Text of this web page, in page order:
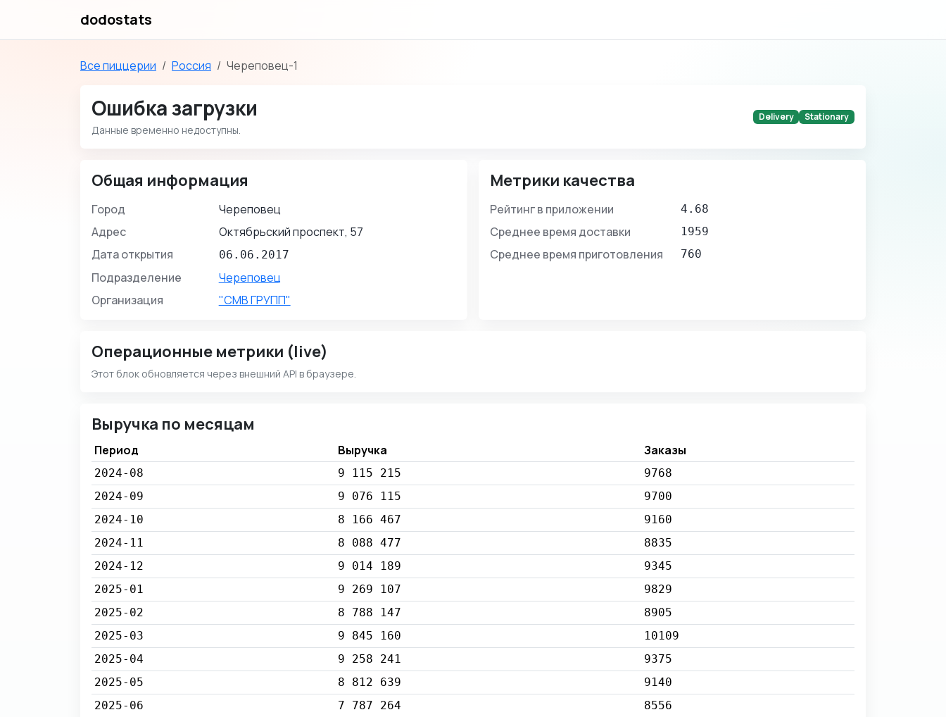
dodostats
Все пиццерии Россия Череповец-1
Ошибка загрузки
Данные временно недоступны.
Delivery Stationary
Общая информация
Город
Череповец
Адрес
Октябрьский проспект, 57
Дата открытия
06.06.2017
Подразделение
Череповец
Организация
"СМВ ГРУПП"
Метрики качества
Рейтинг в приложении 4.68
Среднее время доставки 1959
Среднее время приготовления 760
Операционные метрики (live)
Этот блок обновляется через внешний API в браузере.
Выручка по месяцам
Период Выручка Заказы
2024-08 9 115 215
9768
2024-09
9 076 115
9700
2024-10
8 166 467
9160
2024-11
8 088 477
8835
2024-12
9 014 189
9345
2025-01
9 269 107
9829
2025-02
8 788 147
8905
2025-03
9 845 160
10109
2025-04
9 258 241
9375
2025-05
8 812 639
9140
2025-06
7 787 264
8556